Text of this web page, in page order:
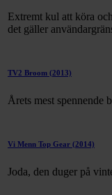
vårt, med
annonsering og
eller som de har
Extremt kul att köra
det gäller
TV2 Broom (2013)
Årets mest spennende
Vi Menn Top Gear (2014)
Joda, den duger på